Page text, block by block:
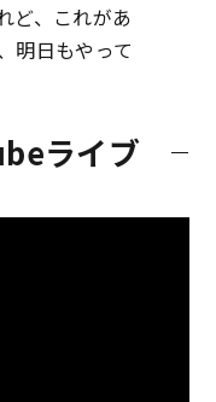
ど、これがあ
明日もやって
ライブ